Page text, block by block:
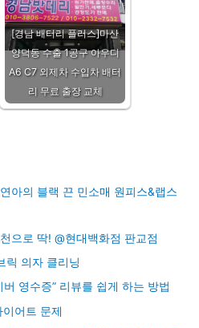
[경남 배터리 플러스]마산
양덕동 수출 1공구 아우디
A6 C7 외제차 수입차 배터
리 무료 출장 교체
아의 블랙 끈 민소매 원피스&랩스
으로 딱! @현대백화점 판교점
릭 의자 클리닝
영수증” 리뷰를 쉽게 하는 방법
어트 문제